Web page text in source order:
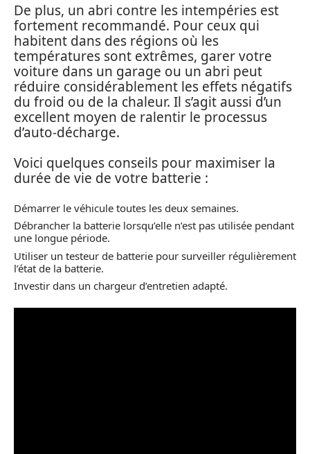
De plus, un abri contre les intempéries est
fortement recommandé. Pour ceux qui
habitent dans des régions où les
températures sont extrêmes, garer votre
voiture dans un garage ou un abri peut
réduire considérablement les effets négatifs
du froid ou de la chaleur. Il s’agit aussi d’un
excellent moyen de ralentir le processus
d’auto-décharge.
Voici quelques conseils pour maximiser la
durée de vie de votre batterie :
Démarrer le véhicule toutes les deux semaines.
Débrancher la batterie lorsqu’elle n’est pas utilisée pendant
une longue période.
Utiliser un testeur de batterie pour surveiller régulièrement
l’état de la batterie.
Investir dans un chargeur d’entretien adapté.